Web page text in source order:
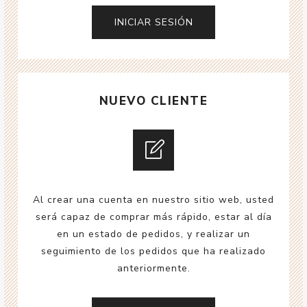
NUEVO CLIENTE
Al crear una cuenta en nuestro sitio web, usted
será capaz de comprar más rápido, estar al día
en un estado de pedidos, y realizar un
seguimiento de los pedidos que ha realizado
anteriormente.